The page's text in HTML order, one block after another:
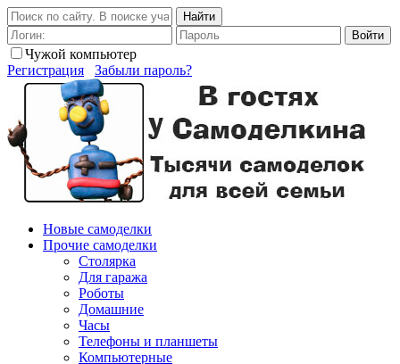
Найти
Войти
Чужой компьютер
Регистрация
Забыли пароль?
Новые самоделки
Прочие самоделки
Столярка
Для гаража
Роботы
Домашние
Часы
Телефоны и планшеты
Компьютерные